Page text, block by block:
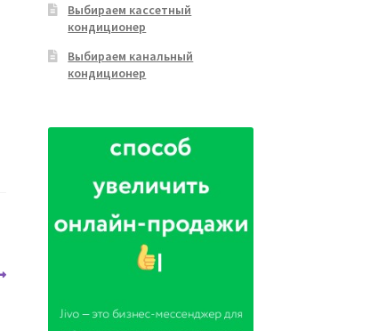
Выбираем кассетный
кондиционер
Выбираем канальный
кондиционер